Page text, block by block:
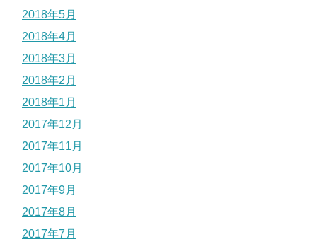
2018年5月
2018年4月
2018年3月
2018年2月
2018年1月
2017年12月
2017年11月
2017年10月
2017年9月
2017年8月
2017年7月